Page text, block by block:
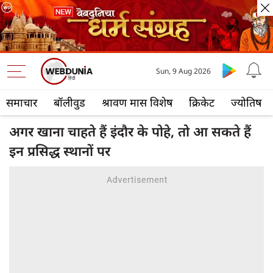
समाचार बॉलीवुड श्रावण मास विशेष क्रिकेट ज्योतिष
Sun, 9 Aug 2026
अगर खाना चाहते हैं इंदौर के पोहे, तो आ सकते हैं
इन प्रसिद्ध स्थानों पर